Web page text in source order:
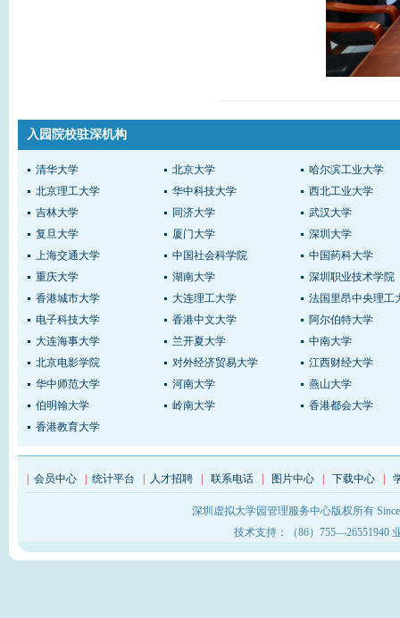
入园院校驻深机构
清华大学 北京大学
哈尔滨工业大学
北京理工大学
华中科技大学
西北工业大学
吉林大学
同济大学
武汉大学
复旦大学
厦门大学
深圳大学
上海交通大学
中国社会科学院
中国药科大学
重庆大学
湖南大学
深圳职业技术学院
香港城市大学
大连理工大学
法国里昂中央理工
电子科技大学
香港中文大学
阿尔伯特大学
大连海事大学
兰开夏大学
中南大学
北京电影学院
对外经济贸易大学
江西财经大学
华中师范大学
河南大学
燕山大学
伯明翰大学
岭南大学
香港都会大学
香港教育大学
会员中心 统计平台 人才招聘 联系电话 图片中心 下载中心
深圳虚拟大学园管理服务中心版权所有
技术支持：（86）755—26551940